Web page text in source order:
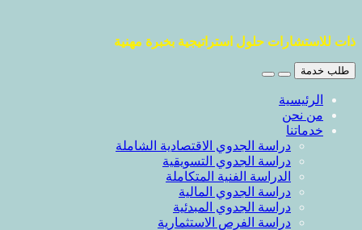
ذات للاستشارات حلول استراتيجية بخبرة مهنية
طلب خدمة
الرئيسية
من نحن
خدماتنا
دراسة الجدوي الاقتصادية الشاملة
دراسة الجدوي التسويقية
الدراسة الفنية المتكاملة
دراسة الجدوي المالية
دراسة الجدوي المبدئية
دراسة الفرص الاستثمارية